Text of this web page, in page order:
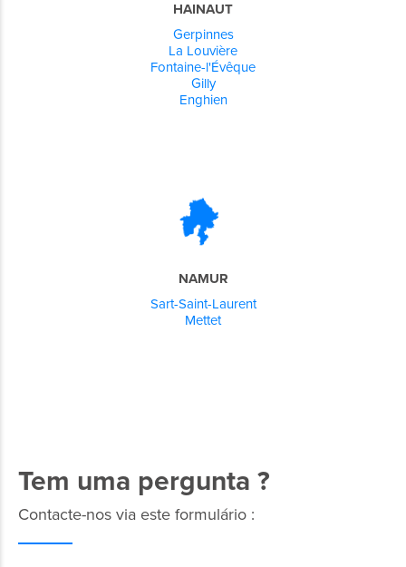
HAINAUT
Gerpinnes
La Louvière
Fontaine-l'Évêque
Gilly
Enghien
NAMUR
Sart-Saint-Laurent
Mettet
Tem uma pergunta ?
Contacte-nos via este formulário :